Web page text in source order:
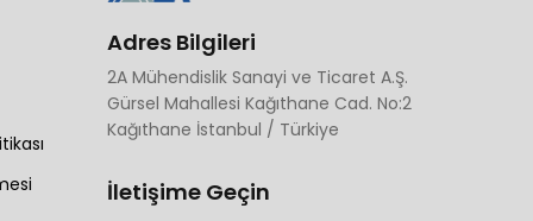
Adres Bilgileri
2A Mühendislik Sanayi ve Ticaret A.Ş.
Gürsel Mahallesi Kağıthane Cad. No:2
Kağıthane İstanbul / Türkiye
İletişime Geçin